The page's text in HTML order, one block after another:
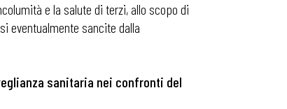
e la salute di terzi, allo scopo di
eventualmente sancite dalla
sanitaria nei confronti del